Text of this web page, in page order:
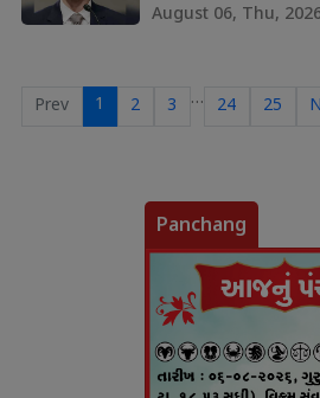
August 06, Thu,
Prev 1 2 3 … 24 25
Panchang